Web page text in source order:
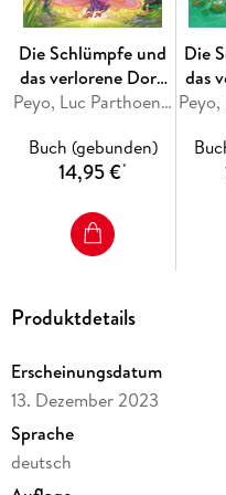
dass Mädchen-Schlümpfe
die Jungs wenn nicht gar
Die Schlümpfe und
das verlorene Dorf.
Band 8
Peyo, Luc Parthoens, Thierry Culliford, Falzar
Buch (gebunden)
14,95 €*
Die
das
Produktdetails
Erscheinungsdatum
13. Dezember 2023
Sprache
deutsch